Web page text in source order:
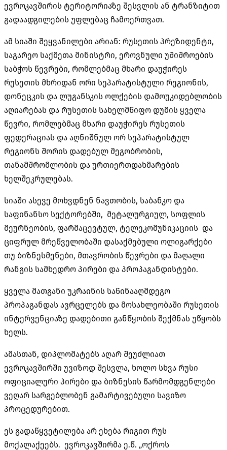
ევროკავშირის ტერიტორიაზე შესვლის ან ტრანზიტით
გადაადგილების უფლებაც ჩამოერთვათ.
ამ სიაში შეყვანილები არიან: რუსეთის პრეზიდენტი,
საგარეო საქმეთა მინისტრი, ეროვნული უშიშროების
საბჭოს წევრები, რომლებმაც მხარი დაუჭირეს
რუსეთის მხრიდან ორი სეპარატისტული რეგიონის,
დონეცკის და ლუგანსკის ოლქების დამოუკიდებლობის
აღიარებას და რუსეთის სახელმწიფო დუმის ყველა
წევრი, რომლებმაც მხარი დაუჭირეს რუსეთის
ფედერაციას და აღნიშნულ ორ სეპარატისტულ
რეგიონს შორის დადებულ მეგობრობის,
თანამშრომლობის და ურთიერთდახმარების
ხელშეკრულებას.
სიაში ასევე მოხვდნენ ნავთობის, საბანკო და
საფინანსო სექტორებში, მეტალურგიულ, სოფლის
მეურნეობის, ფარმაცევტულ, ტელეკომუნიკაციის და
ციფრულ მრეწველობაში დასაქმებული ოლიგარქები
თუ ბიზნესმენები, მთავრობის წევრები და მაღალი
რანგის სამხედრო პირები და პროპაგანდისტები.
ყველა მათგანი უკრაინის საწინააღმდეგო
პროპაგანდას ავრცელებს და მოსახლეობაში რუსეთის
ინტერვენციაზე დადებითი განწყობის შექმნას უწყობს
ხელს.
ამასთან, დიპლომატებს აღარ შეუძლიათ
ევროკავშირში უვიზოდ შესვლა, ხოლო სხვა რუსი
ოფიციალური პირები და ბიზნესის წარმომდგენლები
ვეღარ სარგებლობენ გამარტივებული სავიზო
პროცედურებით.
ეს გადაწყვეტილება არ ეხება რიგით რუს
მოქალაქეებს. ევროკავშირმა ე.წ. „ოქროს